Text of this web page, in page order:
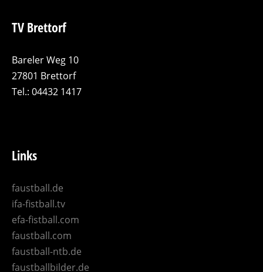
TV Brettorf
Bareler Weg 10
27801 Brettorf
Tel.: 04432 1417
Links
faustball.de
ifa-fistball.tv
efa-fistball.com
faustball.com
faustball-ntb.de
faustballbilder.de